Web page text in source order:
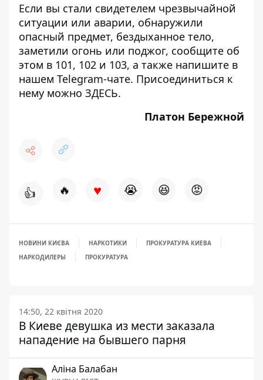
Если вы стали свидетелем чрезвычайной
ситуации или аварии, обнаружили
опасный предмет, бездыханное тело,
заметили огонь или поджог, сообщите об
этом в 101, 102 и 103, а также напишите в
нашем Telegram-чате. Присоединиться к
нему можно ЗДЕСЬ.
Платон Бережной
👍 🔥 ♥ 😭 😆 😡
НОВИНИ КИЄВА НАРКОТИКИ
ПРОКУРАТУРА КИЕВА
НАРКОДИЛЕРЫ
ПРОКУРАТУРА
14:50, 22 квітня 2020
В Киеве девушка из мести заказала
нападение на бывшего парня
Аліна Балабан